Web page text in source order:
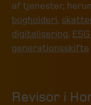
af tjenester,
bogholderi,
digitalisering,
generationsskifte
Revisor i